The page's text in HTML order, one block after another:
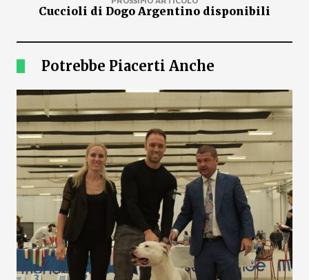
Cuccioli di Dogo Argentino disponibili
Potrebbe Piacerti Anche